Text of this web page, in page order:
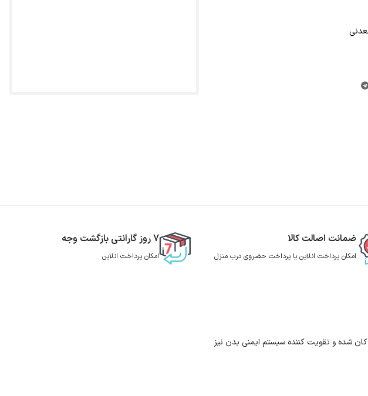
ضمانت اصالت کالا
امکان پرداخت انلاین یا پرداخت حضروی درب منزل
7 روز گارانتی بازگشت وجه
امکان پرداخت انلاین
شده و تقویت کننده سیستم ایمنی بدن نیز